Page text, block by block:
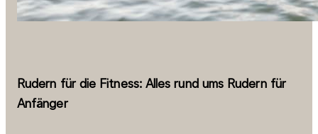
Rudern für die Fitness: Alles rund ums Rudern für
Anfänger